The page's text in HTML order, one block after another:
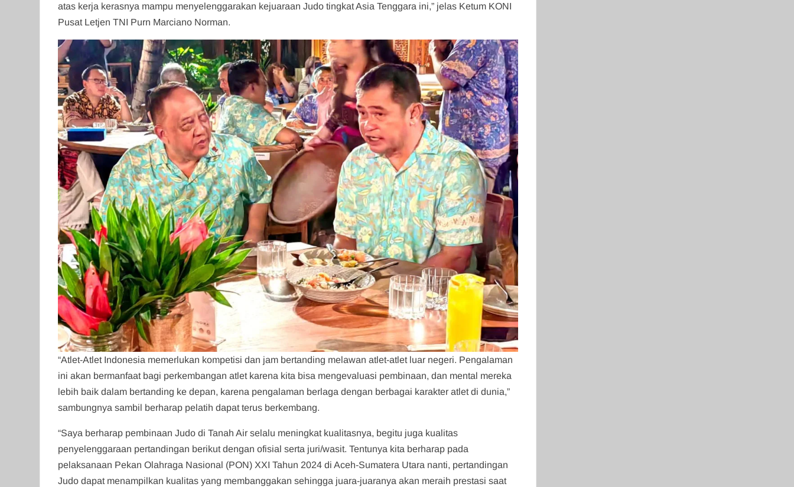
atas kerja kerasnya mampu menyelenggarakan kejuaraan Judo tingkat Asia Tenggara ini,” jelas Ketum KONI
Pusat Letjen TNI Purn Marciano Norman.
“Atlet-Atlet Indonesia memerlukan kompetisi dan jam bertanding melawan atlet-atlet luar negeri. Pengalaman
ini akan bermanfaat bagi perkembangan atlet karena kita bisa mengevaluasi pembinaan, dan mental mereka
lebih baik dalam bertanding ke depan, karena pengalaman berlaga dengan berbagai karakter atlet di dunia,”
sambungnya sambil berharap pelatih dapat terus berkembang.
“Saya berharap pembinaan Judo di Tanah Air selalu meningkat kualitasnya, begitu juga kualitas
penyelenggaraan pertandingan berikut dengan ofisial serta juri/wasit. Tentunya kita berharap pada
pelaksanaan Pekan Olahraga Nasional (PON) XXI Tahun 2024 di Aceh-Sumatera Utara nanti, pertandingan
Judo dapat menampilkan kualitas yang membanggakan sehingga juara-juaranya akan meraih prestasi saat